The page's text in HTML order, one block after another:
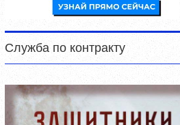
Служба по контракту